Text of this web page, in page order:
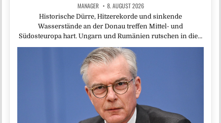
MANAGER 8. AUGUST 2026
Historische Dürre, Hitzerekorde und sinkende
Wasserstände an der Donau treffen Mittel- und
Südosteuropa hart. Ungarn und Rumänien rutschen in die…